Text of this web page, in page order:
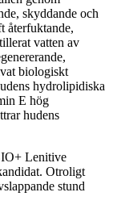
skyddande och
återfuktande,
vatten av
biologiskt
hydrolipidiska
E hög
hudens
Lenitive
Otroligt
stund